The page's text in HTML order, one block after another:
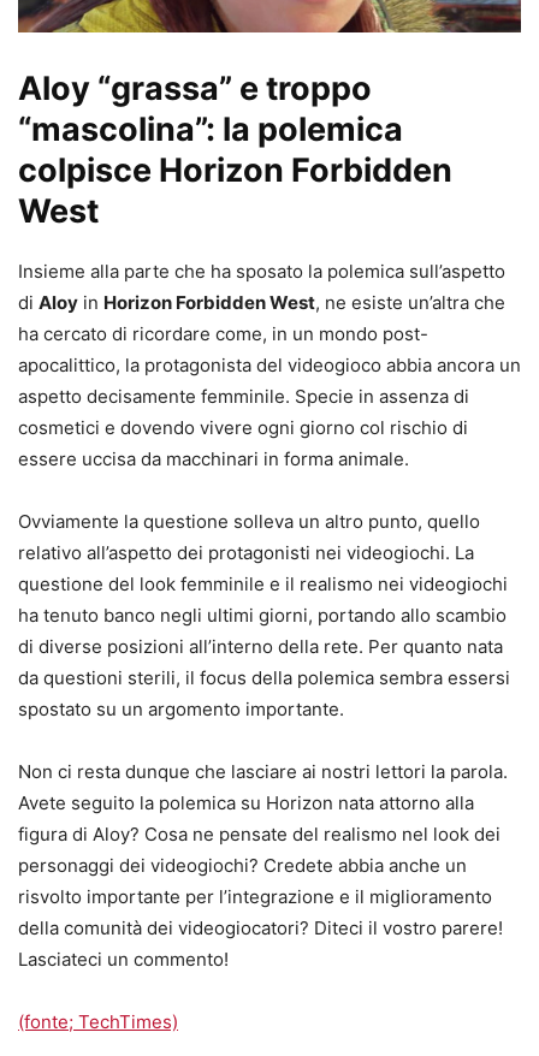
Aloy “grassa” e troppo
“mascolina”: la polemica
colpisce Horizon Forbidden
West
Insieme alla parte che ha sposato la polemica sull’aspetto
di Aloy in Horizon Forbidden West, ne esiste un’altra che
ha cercato di ricordare come, in un mondo post-
apocalittico, la protagonista del videogioco abbia ancora un
aspetto decisamente femminile. Specie in assenza di
cosmetici e dovendo vivere ogni giorno col rischio di
essere uccisa da macchinari in forma animale.
Ovviamente la questione solleva un altro punto, quello
relativo all’aspetto dei protagonisti nei videogiochi. La
questione del look femminile e il realismo nei videogiochi
ha tenuto banco negli ultimi giorni, portando allo scambio
di diverse posizioni all’interno della rete. Per quanto nata
da questioni sterili, il focus della polemica sembra essersi
spostato su un argomento importante.
Non ci resta dunque che lasciare ai nostri lettori la parola.
Avete seguito la polemica su Horizon nata attorno alla
figura di Aloy? Cosa ne pensate del realismo nel look dei
personaggi dei videogiochi? Credete abbia anche un
risvolto importante per l’integrazione e il miglioramento
della comunità dei videogiocatori? Diteci il vostro parere!
Lasciateci un commento!
(fonte; TechTimes)